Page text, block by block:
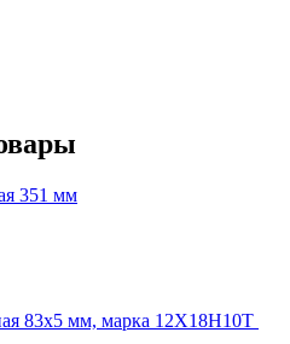
351 мм
83х5 мм, марка 12Х18Н10Т